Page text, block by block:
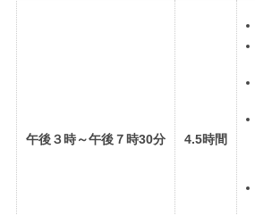
午後３時～午後７時30分 4.5時間